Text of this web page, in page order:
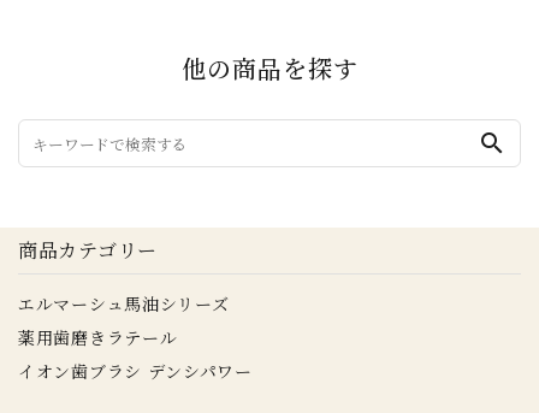
他の商品を探す
search
商品カテゴリー
エルマーシュ馬油シリーズ
薬用歯磨きラテール
イオン歯ブラシ デンシパワー